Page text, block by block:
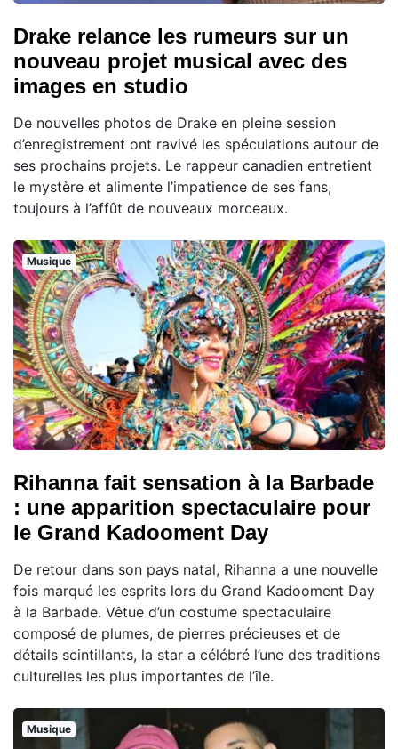
Drake relance les rumeurs sur un
nouveau projet musical avec des
images en studio
De nouvelles photos de Drake en pleine session
d’enregistrement ont ravivé les spéculations autour de
ses prochains projets. Le rappeur canadien entretient
le mystère et alimente l’impatience de ses fans,
toujours à l’affût de nouveaux morceaux.
Musique
Rihanna fait sensation à la Barbade
: une apparition spectaculaire pour
le Grand Kadooment Day
De retour dans son pays natal, Rihanna a une nouvelle
fois marqué les esprits lors du Grand Kadooment Day
à la Barbade. Vêtue d’un costume spectaculaire
composé de plumes, de pierres précieuses et de
détails scintillants, la star a célébré l’une des traditions
culturelles les plus importantes de l’île.
Musique